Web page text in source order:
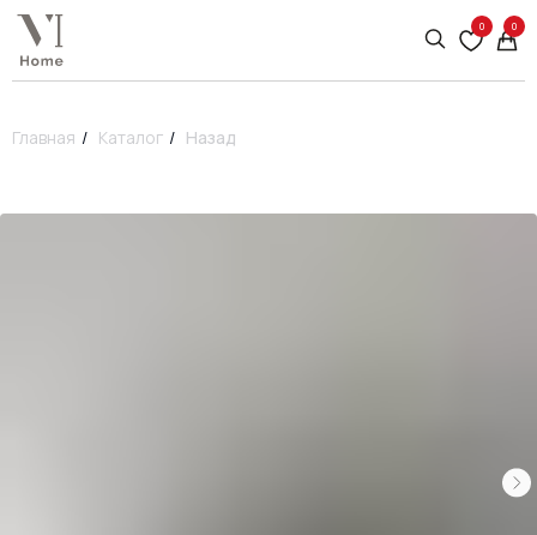
0 0
Главная / Каталог / Назад